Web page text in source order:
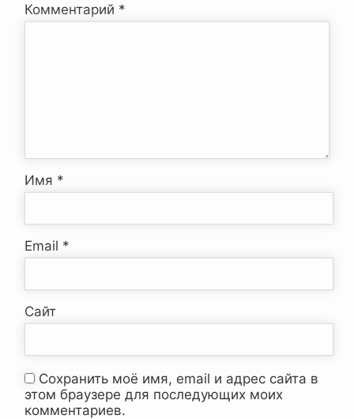
Комментарий *
Имя *
Email *
Сайт
Сохранить моё имя, email и адрес сайта в
этом браузере для последующих моих
комментариев.